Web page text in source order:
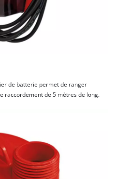
de batterie permet de ranger
raccordement de 5 mètres de long.